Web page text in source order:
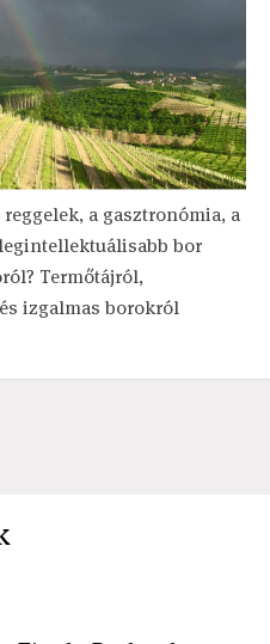
a gasztronómia, a
bor
Termőtájról,
izgalmas borokról